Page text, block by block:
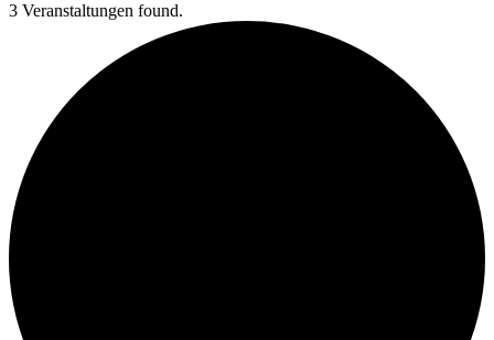
3 Veranstaltungen found.